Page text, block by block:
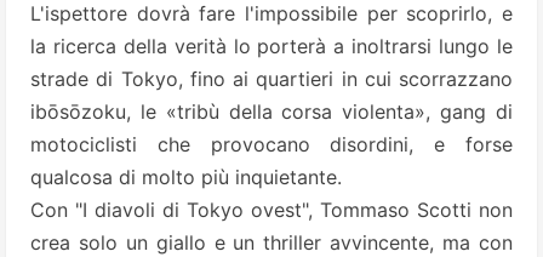
L'ispettore dovrà fare l'impossibile per scoprirlo, e
la ricerca della verità lo porterà a inoltrarsi lungo le
strade di Tokyo, fino ai quartieri in cui scorrazzano
ibōsōzoku, le «tribù della corsa violenta», gang di
motociclisti che provocano disordini, e forse
qualcosa di molto più inquietante.
Con "I diavoli di Tokyo ovest", Tommaso Scotti non
crea solo un giallo e un thriller avvincente, ma con